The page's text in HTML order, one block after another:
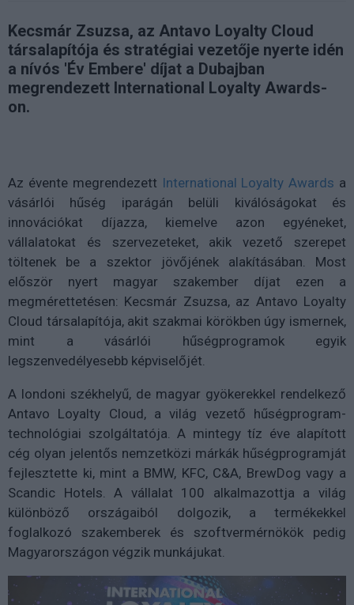
Kecsmár Zsuzsa, az Antavo Loyalty Cloud
társalapítója és stratégiai vezetője nyerte idén
a nívós 'Év Embere' díjat a Dubajban
megrendezett International Loyalty Awards-
on.
Az évente megrendezett International Loyalty Awards a
vásárlói hűség iparágán belüli kiválóságokat és
innovációkat díjazza, kiemelve azon egyéneket,
vállalatokat és szervezeteket, akik vezető szerepet
töltenek be a szektor jövőjének alakításában. Most
először nyert magyar szakember díjat ezen a
megmérettetésen: Kecsmár Zsuzsa, az Antavo Loyalty
Cloud társalapítója, akit szakmai körökben úgy ismernek,
mint a vásárlói hűségprogramok egyik
legszenvedélyesebb képviselőjét.
A londoni székhelyű, de magyar gyökerekkel rendelkező
Antavo Loyalty Cloud, a világ vezető hűségprogram-
technológiai szolgáltatója. A mintegy tíz éve alapított
cég olyan jelentős nemzetközi márkák hűségprogramját
fejlesztette ki, mint a BMW, KFC, C&A, BrewDog vagy a
Scandic Hotels. A vállalat 100 alkalmazottja a világ
különböző országaiból dolgozik, a termékekkel
foglalkozó szakemberek és szoftvermérnökök pedig
Magyarországon végzik munkájukat.